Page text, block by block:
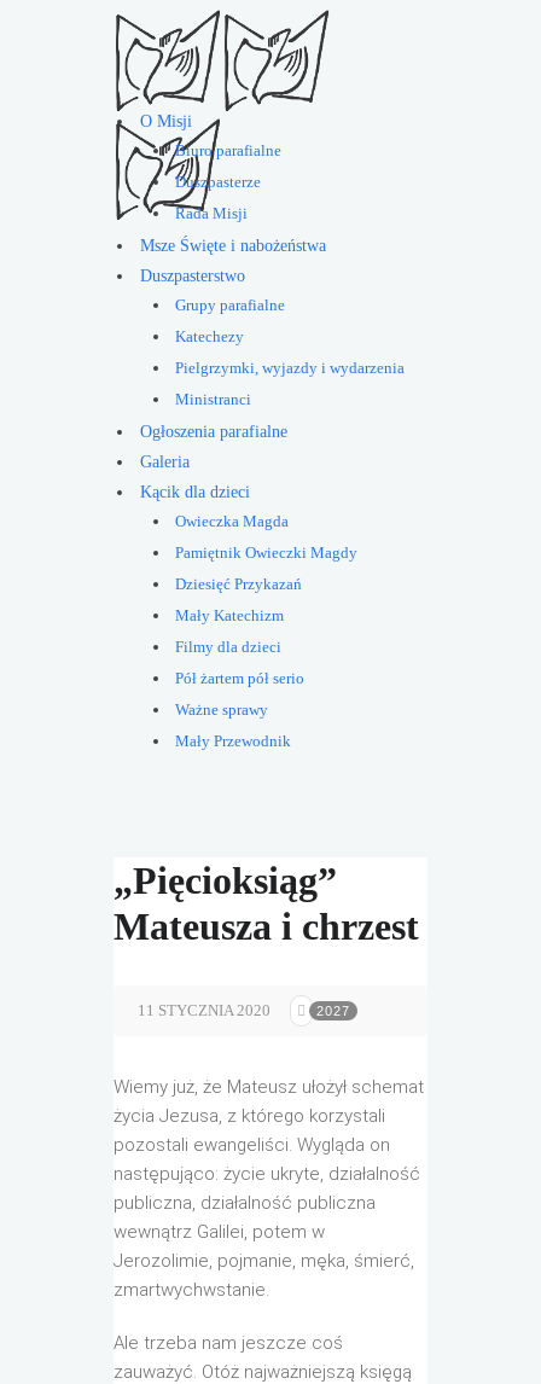
O Misji
Biuro parafialne
Duszpasterze
Rada Misji
Msze Święte i nabożeństwa
Duszpasterstwo
Grupy parafialne
Katechezy
Pielgrzymki, wyjazdy i wydarzenia
Ministranci
Ogłoszenia parafialne
Galeria
Kącik dla dzieci
Owieczka Magda
Pamiętnik Owieczki Magdy
Dziesięć Przykazań
Mały Katechizm
Filmy dla dzieci
Pół żartem pół serio
Ważne sprawy
Mały Przewodnik
„Pięcioksiąg”
Mateusza i chrzest
11 STYCZNIA 2020 2027
Wiemy już, że Mateusz ułożył schemat
życia Jezusa, z którego korzystali
pozostali ewangeliści. Wygląda on
następująco: życie ukryte, działalność
publiczna, działalność publiczna
wewnątrz Galilei, potem w
Jerozolimie, pojmanie, męka, śmierć,
zmartwychwstanie.
Ale trzeba nam jeszcze coś
zauważyć. Otóż najważniejszą księgą